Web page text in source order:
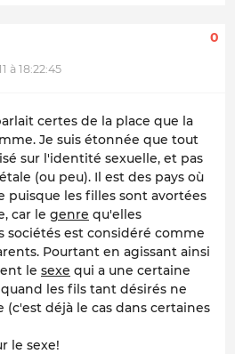
à 18:22:45
0
certes de la place que la
Je suis étonnée que tout
sur l'identité sexuelle, et pas
(ou peu). Il est des pays où
puisque les filles sont avortées
car le genre qu'elles
sociétés est considéré comme
Pourtant en agissant ainsi
le sexe qui a une certaine
les fils tant désirés ne
déjà le cas dans certaines
le sexe!